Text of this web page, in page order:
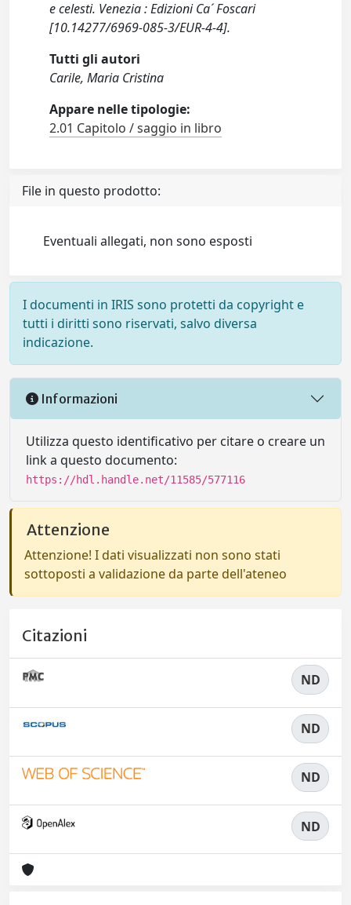
e celesti. Venezia : Edizioni Ca´ Foscari
[10.14277/6969-085-3/EUR-4-4].
Tutti gli autori
Carile, Maria Cristina
Appare nelle tipologie:
2.01 Capitolo / saggio in libro
File in questo prodotto:
Eventuali allegati, non sono esposti
I documenti in IRIS sono protetti da copyright e
tutti i diritti sono riservati, salvo diversa
indicazione.
Informazioni
Utilizza questo identificativo per citare o creare un
link a questo documento:
https://hdl.handle.net/11585/577116
Attenzione
Attenzione! I dati visualizzati non sono stati
sottoposti a validazione da parte dell'ateneo
Citazioni
ND
ND
ND
ND